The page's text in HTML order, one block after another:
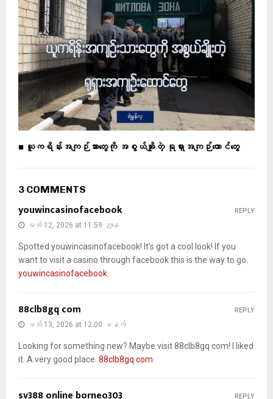
■ ယူကရိန်းအကျဉ်းသားတွေကို အစွယ်ချိုးတဲ့ ရုရှားအကျဉ်းထောင်တွေ
3 COMMENTS
youwincasinofacebook
မတ် 12, 2026 at 11:59 ညနေ
Spotted youwincasinofacebook! It’s got a cool look! If you
want to visit a casino through facebook this is the way to go.
youwincasinofacebook
REPLY
88clb8gq com
မတ် 13, 2026 at 12:00 မနက်
Looking for something new? Maybe visit 88clb8gq com! I liked
it. A very good place. 88clb8gq com
REPLY
REPLY